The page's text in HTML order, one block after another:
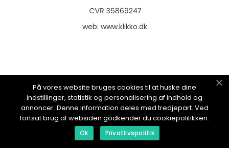
web: www.klikko.dk
Menu
Reklame
Om oss
Cookies
På vores website bruges cookies til at huske dine
indstillinger, statistik og personalisering af indhold og
annoncer. Denne information deles med tredjepart. Ved
fortsat brug af websiden godkender du cookiepolitikken.
Ok Privatlivspolitik